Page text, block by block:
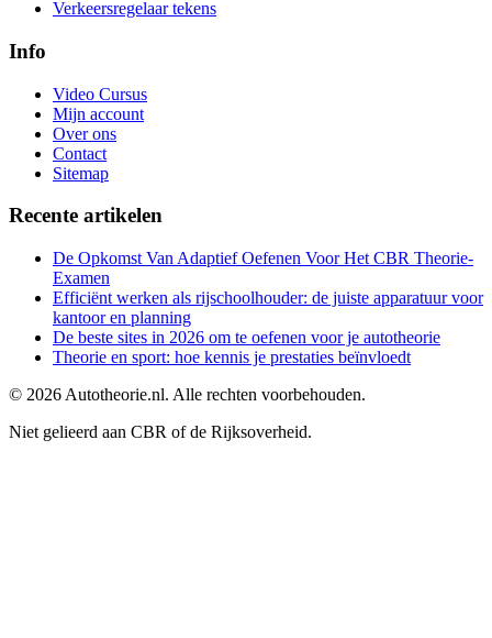
Verkeersregelaar tekens
Info
Video Cursus
Mijn account
Over ons
Contact
Sitemap
Recente artikelen
De Opkomst Van Adaptief Oefenen Voor Het CBR Theorie-
Examen
Efficiënt werken als rijschoolhouder: de juiste apparatuur voor
kantoor en planning
De beste sites in 2026 om te oefenen voor je autotheorie
Theorie en sport: hoe kennis je prestaties beïnvloedt
© 2026 Autotheorie.nl. Alle rechten voorbehouden.
Niet gelieerd aan CBR of de Rijksoverheid.